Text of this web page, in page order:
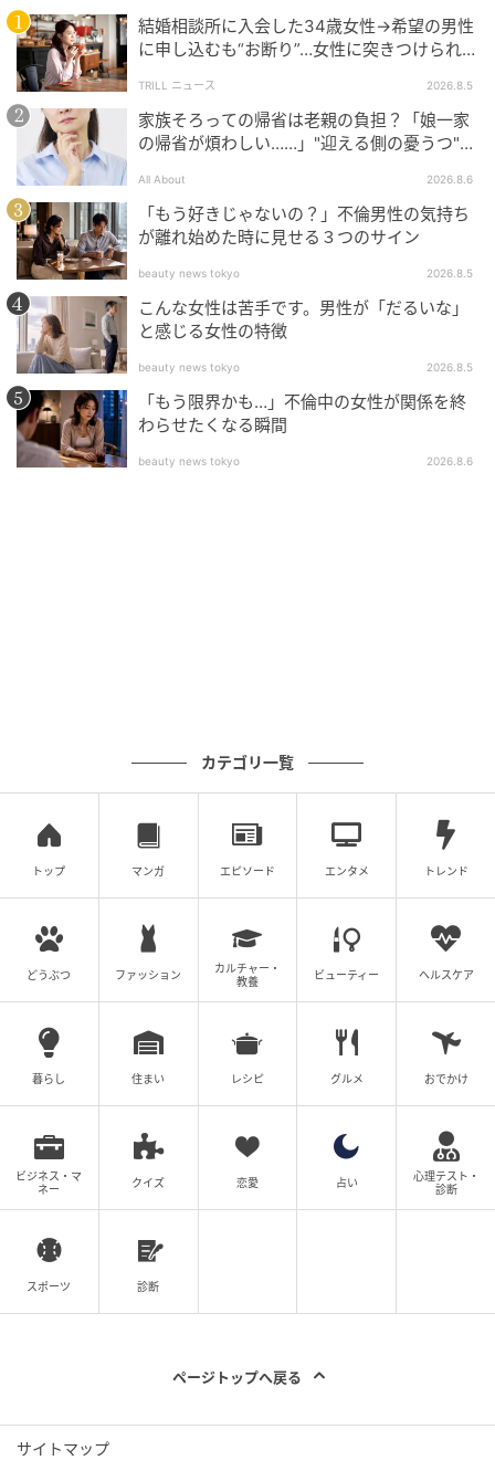
ベビーカレンダー
シィさんの子育ての様子を見て、「うちの子はできて
いた」「私だったらこうする」と言うエーコさん。
過去にエーコさんに出産祝いを渡したときにも、「こ
れはナシかも」「私は使わない」とダメ出しされ、
「下に見られているのかな？」と薄々は感じていたシ
エーコさんからしてみれば、新米ママのシィさんに自
かもしれません。そして、「子どもの自主性を重んじ
る」という自身の子育て方針によって、息子くんはし
っかりした子に育っているので、ついシィさんに対し
てマウントをとるような態度になってしまったのでは
ないでしょうか？
子育ての方針や考え方は、人それぞれ違い、正解はあ
りません。シィさんには、先輩ママであるエーコさん
の言葉をすべてそのまま受け入れるのではなく、わが
著者：マンガ家・イラストレーター あべかわ
ベビーカレンダー編集部
結婚相談所に入会した34歳女性→希望の男性
に申し込むも“お断り”…女性に突きつけられた
TRILL ニュース 2026.8.5
家族そろっての帰省は老親の負担？「娘一家
の帰省が煩わしい……」"迎える側の憂うつ"の
All About 2026.8.6
「もう好きじゃないの？」不倫男性の気持ち
が離れ始めた時に見せる３つのサイン
beauty news tokyo 2026.8.5
こんな女性は苦手です。男性が「だるいな」
と感じる女性の特徴
beauty news tokyo 2026.8.5
「もう限界かも…」不倫中の女性が関係を終
わらせたくなる瞬間
beauty news tokyo 2026.8.6
カテゴリ一覧
トップ マンガ エピソード エンタメ トレンド
どうぶつ ファッション
カルチャー・
教養
ビューティー ヘルスケア
暮らし 住まい レシピ グルメ おでかけ
ビジネス・マ
ネー
クイズ 恋愛 占い
心理テスト・
診断
スポーツ 診断
ページトップへ戻る
サイトマップ